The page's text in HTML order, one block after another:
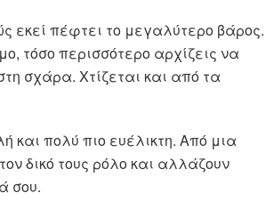
εκεί πέφτει το μεγαλύτερο βάρος.
τόσο περισσότερο αρχίζεις να
σχάρα. Χτίζεται και από τα
και πολύ πιο ευέλικτη. Από μια
δικό τους ρόλο και αλλάζουν
σου.